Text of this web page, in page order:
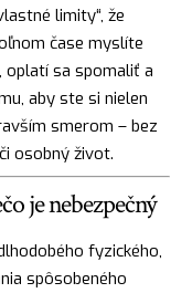
limity“, že
čase myslíte
oplatí sa spomaliť a
aby ste si nielen
smerom – bez
osobný život.
je nebezpečný
fyzického,
spôsobeného